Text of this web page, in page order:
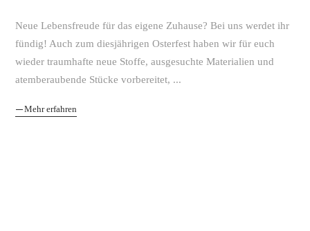
Neue Lebensfreude für das eigene Zuhause? Bei uns werdet ihr
fündig! Auch zum diesjährigen Osterfest haben wir für euch
wieder traumhafte neue Stoffe, ausgesuchte Materialien und
atemberaubende Stücke vorbereitet,
Mehr erfahren